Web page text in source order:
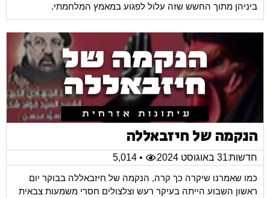
ביניהן מתוך החשש שזה עלול לפגוע במאמץ המלחמתי.
הנקמה של חיזבאללה
חדשות31 באוגוסט 2024
• 5,014
כמו שאמרנו שיקרה כך קרה, הנקמה של חיזבאללה בבוקר יום
ראשון השבוע הייתה בעיקר רעש וצלצולים חסרי משמעות צבאית